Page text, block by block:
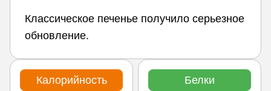
Классическое печенье получило серьезное
обновление.
Калорийность Белки